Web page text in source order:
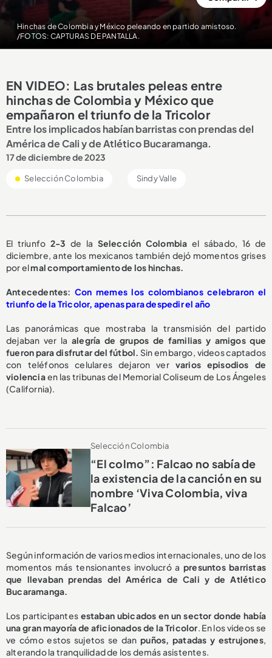
Hinchas de Colombia y México peleando en partido amistoso.
/FOTOS: CAPTURAS DE PANTALLA.
EN VIDEO: Las brutales peleas entre
hinchas de Colombia y México que
empañaron el triunfo de la Tricolor
Entre los implicados habían barristas con prendas del
América de Cali y de Atlético Bucaramanga.
17 de diciembre de 2023
Selección Colombia Sindy Valle
El triunfo 2-3 de la Selección Colombia el sábado, 16 de
diciembre, ante los mexicanos también dejó momentos grises
por elmal comportamiento de los hinchas.
Antecedentes:Con memes los colombianos celebraron el
triunfo de la Tricolor, apenas para despedir el año
Las panorámicas que mostraba la transmisión del partido
dejaban ver laalegría de grupos de familias y amigos que
fueron para disfrutar del fútbol. Sin embargo, videos captados
con teléfonos celulares dejaron vervarios episodios de
violenciaen las tribunas del Memorial Coliseum de Los Ángeles
(California).
Selección Colombia
“El colmo”: Falcao no sabía de
la existencia de la canción en su
nombre ‘Viva Colombia, viva
Falcao’
Según información de varios medios internacionales, uno de los
momentos más tensionantes involucró a presuntos barristas
que llevaban prendas del América de Cali y de Atlético
Bucaramanga.
Los participantes estaban ubicados en un sector donde había
una gran mayoría de aficionados de la Tricolor. En los videos se
ve cómo estos sujetos se dan puños, patadas y estrujones,
alterando la tranquilidad de los demás asistentes.